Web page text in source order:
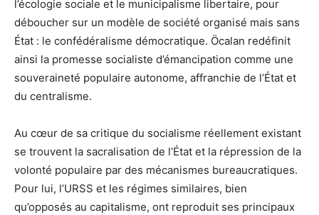
l’écologie sociale et le municipalisme libertaire, pour
déboucher sur un modèle de société organisé mais sans
État : le confédéralisme démocratique. Öcalan redéfinit
ainsi la promesse socialiste d’émancipation comme une
souveraineté populaire autonome, affranchie de l’État et
du centralisme.
Au cœur de sa critique du socialisme réellement existant
se trouvent la sacralisation de l’État et la répression de la
volonté populaire par des mécanismes bureaucratiques.
Pour lui, l’URSS et les régimes similaires, bien
qu’opposés au capitalisme, ont reproduit ses principaux